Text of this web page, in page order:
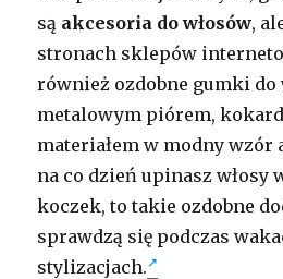
są akcesoria do włosów,
stronach sklepów
również ozdobne gumki do
metalowym piórem,
materiałem w modny wzór
na co dzień upinasz włosy
koczek, to takie ozdobne
sprawdzą się podczas
stylizacjach.